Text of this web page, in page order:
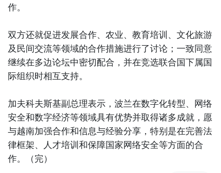
作。
双方还就促进发展合作、农业、教育培训、文化旅游
及民间交流等领域的合作措施进行了讨论；一致同意
继续在多边论坛中密切配合，并在竞选联合国下属国
际组织时相互支持。
加夫科夫斯基副总理表示，波兰在数字化转型、网络
安全和数字经济等领域具有优势并取得诸多成就，愿
与越南加强合作和信息与经验分享，特别是在完善法
律框架、人才培训和保障国家网络安全等方面的合
作。（完）